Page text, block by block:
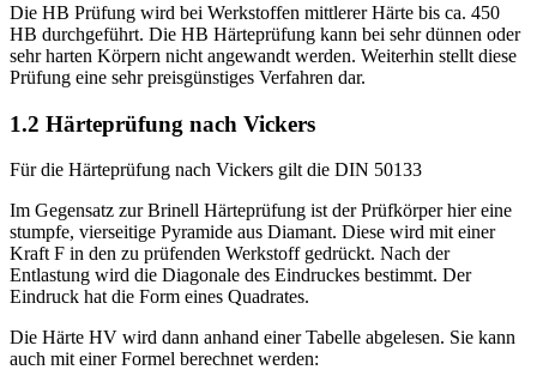
Die HB Prüfung wird bei Werkstoffen mittlerer Härte bis ca. 450
HB durchgeführt. Die HB Härteprüfung kann bei sehr dünnen oder
sehr harten Körpern nicht angewandt werden. Weiterhin stellt diese
Prüfung eine sehr preisgünstiges Verfahren dar.
1.2 Härteprüfung nach Vickers
Für die Härteprüfung nach Vickers gilt die DIN 50133
Im Gegensatz zur Brinell Härteprüfung ist der Prüfkörper hier eine
stumpfe, vierseitige Pyramide aus Diamant. Diese wird mit einer
Kraft F in den zu prüfenden Werkstoff gedrückt. Nach der
Entlastung wird die Diagonale des Eindruckes bestimmt. Der
Eindruck hat die Form eines Quadrates.
Die Härte HV wird dann anhand einer Tabelle abgelesen. Sie kann
auch mit einer Formel berechnet werden: